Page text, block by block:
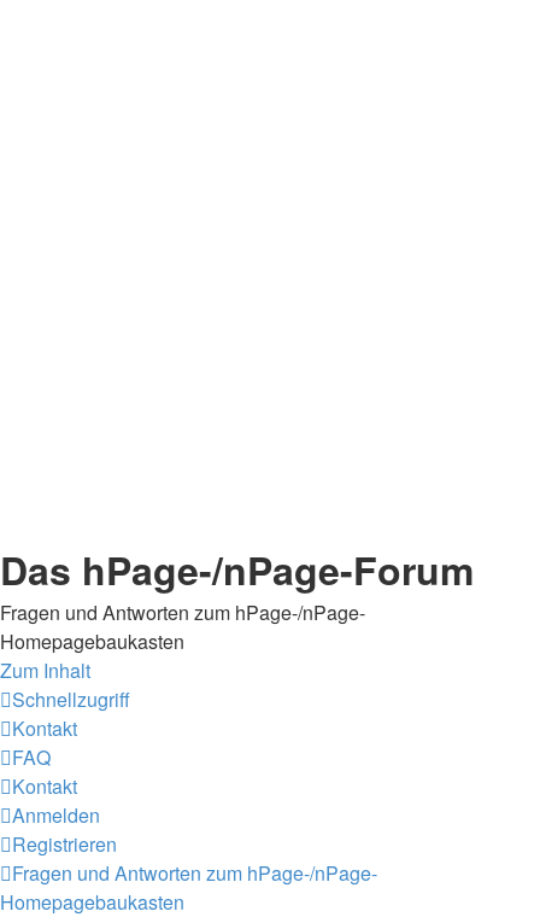
Das hPage-/nPage-Forum
Fragen und Antworten zum hPage-/nPage-
Homepagebaukasten
Zum Inhalt
Schnellzugriff
Kontakt
FAQ
Kontakt
Anmelden
Registrieren
Fragen und Antworten zum hPage-/nPage-
Homepagebaukasten